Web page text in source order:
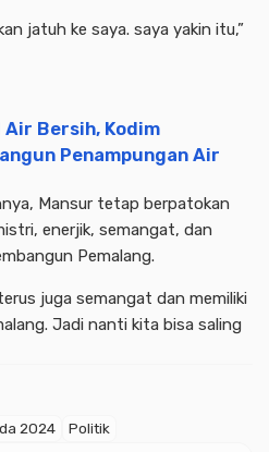
jatuh ke saya. saya yakin itu,”
Bersih, Kodim
Penampungan Air
Mansur tetap berpatokan
enerjik, semangat, dan
Pemalang.
juga semangat dan memiliki
Jadi nanti kita bisa saling
2024 Politik